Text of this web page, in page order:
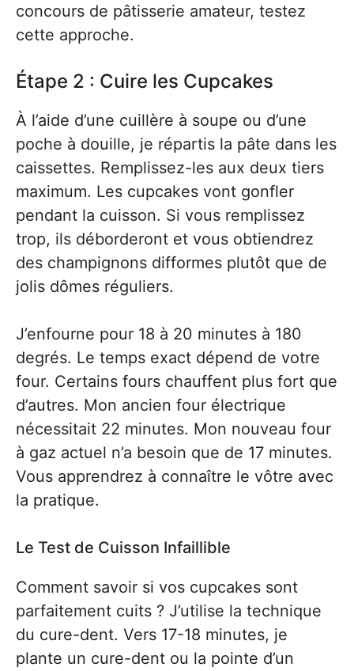
concours de pâtisserie amateur, testez
cette approche.
Étape 2 : Cuire les Cupcakes
À l’aide d’une cuillère à soupe ou d’une
poche à douille, je répartis la pâte dans les
caissettes. Remplissez-les aux deux tiers
maximum. Les cupcakes vont gonfler
pendant la cuisson. Si vous remplissez
trop, ils déborderont et vous obtiendrez
des champignons difformes plutôt que de
jolis dômes réguliers.
J’enfourne pour 18 à 20 minutes à 180
degrés. Le temps exact dépend de votre
four. Certains fours chauffent plus fort que
d’autres. Mon ancien four électrique
nécessitait 22 minutes. Mon nouveau four
à gaz actuel n’a besoin que de 17 minutes.
Vous apprendrez à connaître le vôtre avec
la pratique.
Le Test de Cuisson Infaillible
Comment savoir si vos cupcakes sont
parfaitement cuits ? J’utilise la technique
du cure-dent. Vers 17-18 minutes, je
plante un cure-dent ou la pointe d’un